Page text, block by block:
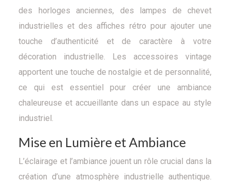
des horloges anciennes, des lampes de chevet
industrielles et des affiches rétro pour ajouter une
touche d’authenticité et de caractère à votre
décoration industrielle. Les accessoires vintage
apportent une touche de nostalgie et de personnalité,
ce qui est essentiel pour créer une ambiance
chaleureuse et accueillante dans un espace au style
industriel.
Mise en Lumière et Ambiance
L’éclairage et l’ambiance jouent un rôle crucial dans la
création d’une atmosphère industrielle authentique.